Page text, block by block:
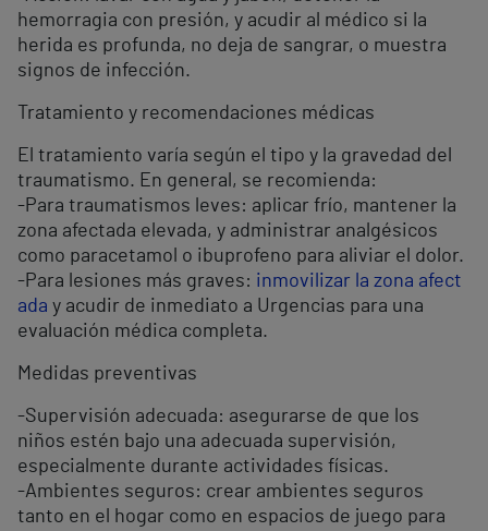
hemorragia con presión, y acudir al médico si la
herida es profunda, no deja de sangrar, o muestra
signos de infección.
Tratamiento y recomendaciones médicas
El tratamiento varía según el tipo y la gravedad del
traumatismo. En general, se recomienda:
-Para traumatismos leves: aplicar frío, mantener la
zona afectada elevada, y administrar analgésicos
como paracetamol o ibuprofeno para aliviar el dolor.
-Para lesiones más graves: inmovilizar la zona afect
ada y acudir de inmediato a Urgencias para una
evaluación médica completa.
Medidas preventivas
-Supervisión adecuada: asegurarse de que los
niños estén bajo una adecuada supervisión,
especialmente durante actividades físicas.
-Ambientes seguros: crear ambientes seguros
tanto en el hogar como en espacios de juego para